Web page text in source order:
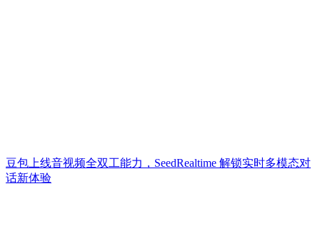
豆包上线音视频全双工能力，SeedRealtime 解锁实时多模态对
话新体验